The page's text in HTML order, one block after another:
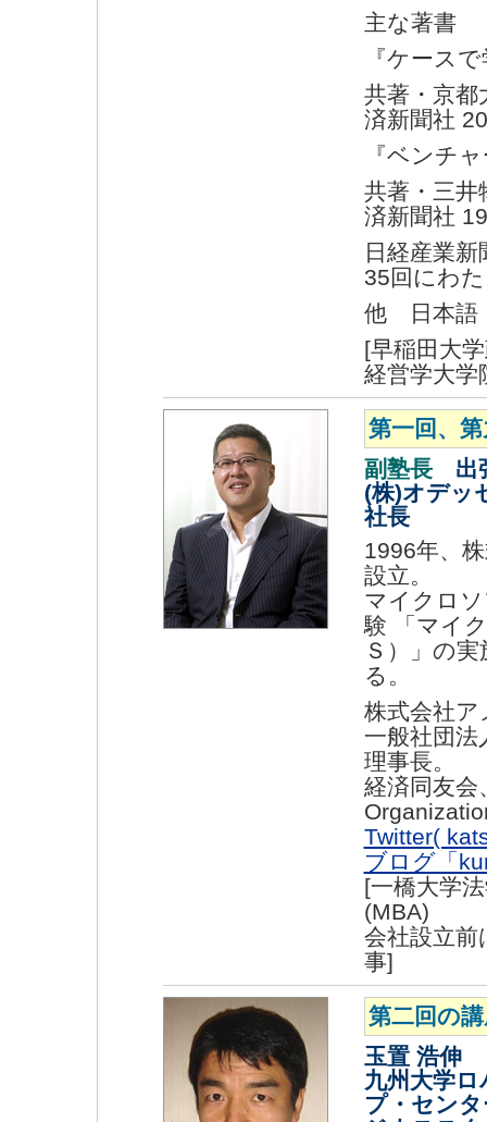
主な著書
『ケース
共著・京都
済新聞社
『ベンチ
共著・三井
済新聞社
日経産業
35回にわ
他 日本語
[早稲田大
経営学大学
第一回、
副塾長出
(株)オデッ
社長
1996年、
設立。
マイクロ
験 「マイ
Ｓ）」の
る。
株式会社
一般社団
理事長。
経済同友会
Twitter(
ブログ「
[一橋大学
(MBA)
会社設立
事]
第二回の
玉置 浩伸
九州大学
プ・セン